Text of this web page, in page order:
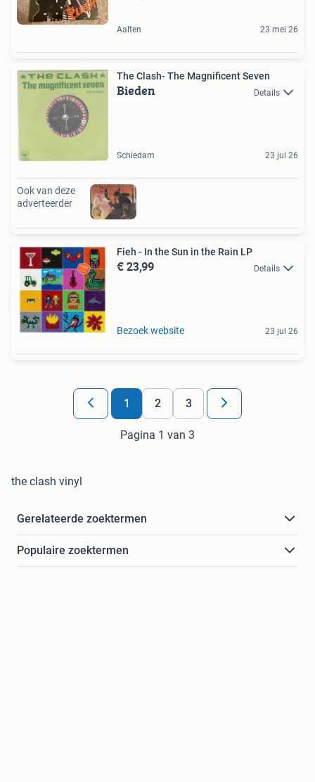
Aalten 23 mei 26
The Clash- The Magnificent Seven
Bieden Details
Schiedam 23 jul 26
Ook van deze
adverteerder
Fieh - In the Sun in the Rain LP
€ 23,99 Details
Bezoek website 23 jul 26
1 2 3
Pagina 1 van 3
the clash vinyl
Gerelateerde zoektermen
Populaire zoektermen